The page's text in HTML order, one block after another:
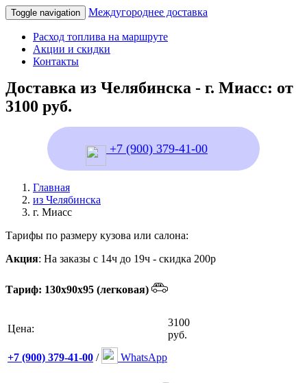
Toggle navigation Междугороднее доставка
Расход топлива на маршруте
Акции и скидки
Контакты
Доставка из Челябинска - г. Миасс: от
3100 руб.
+7 (900) 379-41-00
Главная
из Челябинска
г. Миасс
Тарифы по размеру кузова или салона:
Акция: На заказы с 14ч до 19ч - скидка 200р
Тариф: 130х90х95 (легковая)
Цена:
3100
руб.
+7 (900) 379-41-00 / WhatsApp